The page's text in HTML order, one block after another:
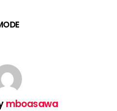
mboasawa